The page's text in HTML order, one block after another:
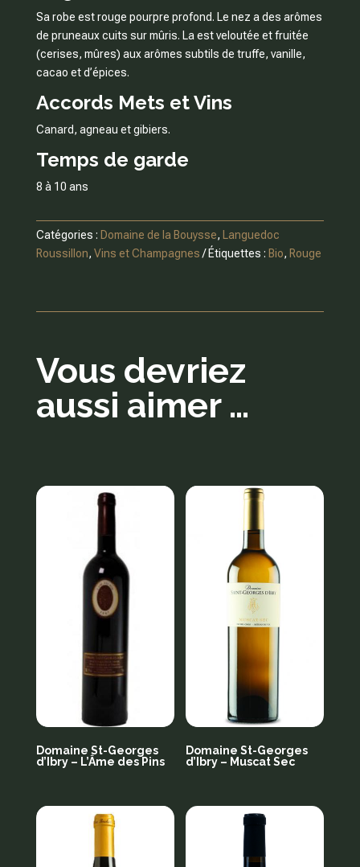
Sa robe est rouge pourpre profond. Le nez a des arômes
de pruneaux cuits sur mûris. La est veloutée et fruitée
(cerises, mûres) aux arômes subtils de truffe, vanille,
cacao et d’épices.
Accords Mets et Vins
Canard, agneau et gibiers.
Temps de garde
8 à 10 ans
Catégories : Domaine de la Bouysse,
Languedoc
Roussillon, Vins et Champagnes Étiquettes : Bio, Rouge
Vous devriez
aussi aimer …
Domaine St-Georges
d’Ibry – L’Âme des Pins
Domaine St-Georges
d’Ibry – Muscat Sec